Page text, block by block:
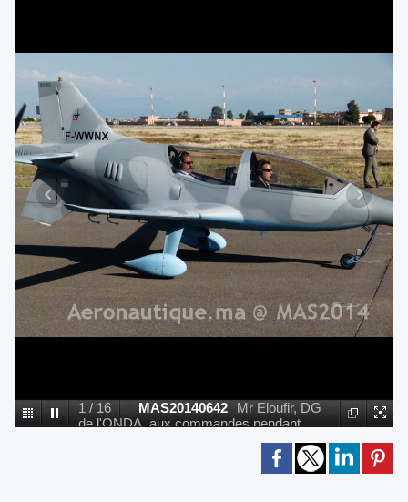
1 / 16 MAS20140642
Mr Eloufir, DG
de l'ONDA, aux commandes pendant